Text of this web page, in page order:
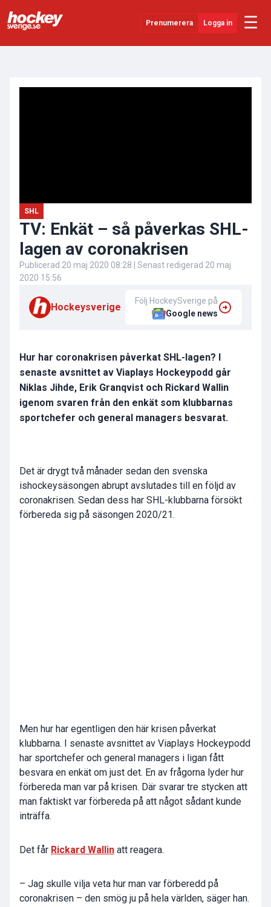
Prenumerera Logga in ☰
SHL
TV: Enkät – så påverkas SHL-
lagen av coronakrisen
Publicerad 20 maj 2020 08:28 | Senast redigerad 20 maj
2020 15:56
Hockeysverige
Följ HockeySverige på
Google news
Hur har coronakrisen påverkat SHL-lagen? I
senaste avsnittet av Viaplays Hockeypodd går
Niklas Jihde, Erik Granqvist och Rickard Wallin
igenom svaren från den enkät som klubbarnas
sportchefer och general managers besvarat.
Det är drygt två månader sedan den svenska
ishockeysäsongen abrupt avslutades till en följd av
coronakrisen. Sedan dess har SHL-klubbarna försökt
förbereda sig på säsongen 2020/21.
Men hur har egentligen den här krisen påverkat
klubbarna. I senaste avsnittet av Viaplays Hockeypodd
har sportchefer och general managers i ligan fått
besvara en enkät om just det. En av frågorna lyder hur
förbereda man var på krisen. Där svarar tre stycken att
man faktiskt var förbereda på att något sådant kunde
inträffa.
Det får Rickard Wallin att reagera.
– Jag skulle vilja veta hur man var förberedd på
coronakrisen – den smög ju på hela världen, säger han.